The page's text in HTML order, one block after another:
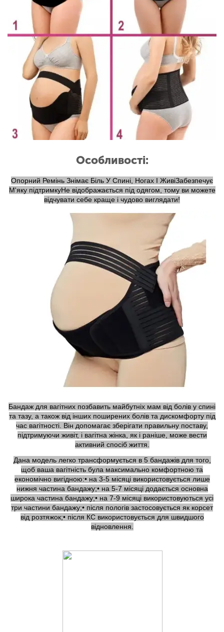
Особливості:
Опорний Ремінь Знімає Біль У Спині, Ногах І ЖивіЗабезпечує
М'яку підтримкуНе відображається під одягом, тому ви можете
відчувати себе краще і чудово виглядати!
Бандаж для вагітних позбавить майбутніх мам від болів у спині
та тазу, а також від інших поширених болів та дискомфорту під
час вагітності. Він допомагає зберігати правильну поставу,
підтримуючи живіт, і вагітна жінка, як і раніше, може вести
активний спосіб життя.
Дана модель легко трансформується в 5 бандажів для того,
щоб ваша вагітність була максимально комфортною та
економічно вигідною:• на 3-5 місяці використовується лише
нижня частина бандажу;• на 5-7 місяці додається основна
широка частина бандажу;• на 7-9 місяці використовуються усі
три частини бандажу;• після пологів застосовується як корсет
від розтяжок;• після КС використовується для швидшого
відновлення.